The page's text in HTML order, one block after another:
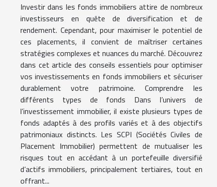
Investir dans les fonds immobiliers attire de nombreux
investisseurs en quête de diversification et de
rendement. Cependant, pour maximiser le potentiel de
ces placements, il convient de maîtriser certaines
stratégies complexes et nuances du marché. Découvrez
dans cet article des conseils essentiels pour optimiser
vos investissements en fonds immobiliers et sécuriser
durablement votre patrimoine. Comprendre les
différents types de fonds Dans l’univers de
l’investissement immobilier, il existe plusieurs types de
fonds adaptés à des profils variés et à des objectifs
patrimoniaux distincts. Les SCPI (Sociétés Civiles de
Placement Immobilier) permettent de mutualiser les
risques tout en accédant à un portefeuille diversifié
d’actifs immobiliers, principalement tertiaires, tout en
offrant...